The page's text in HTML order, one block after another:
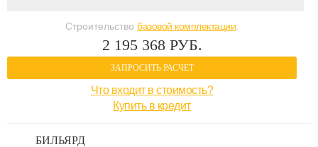
Строительство базовой комплектации:
2 195 368 РУБ.
ЗАПРОСИТЬ РАСЧЕТ
Что входит в стоимость?
Купить в кредит
БИЛЬЯРД